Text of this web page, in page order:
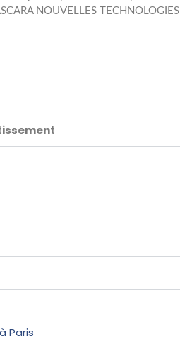
NOUVELLES
à Paris